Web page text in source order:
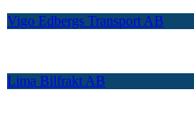
Vigo Edbergs Transport AB
Lima Bilfrakt AB